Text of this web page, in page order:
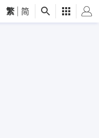
繁 简